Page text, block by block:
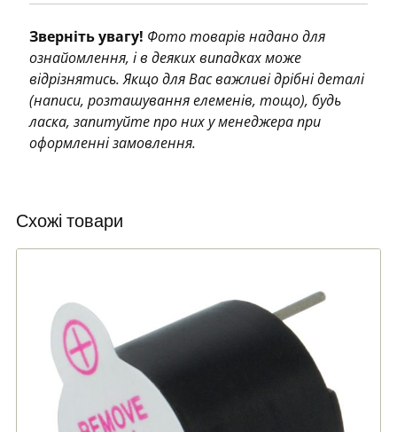
Зверніть увагу! Фото товарів надано для
ознайомлення, і в деяких випадках може
відрізнятись. Якщо для Вас важливі дрібні деталі
(написи, розташування елеменів, тощо), будь
ласка, запитуйте про них у менеджера при
оформленні замовлення.
Схожі товари